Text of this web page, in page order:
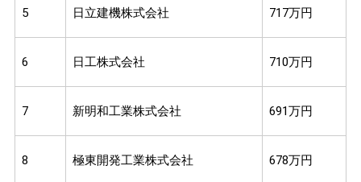
5 日立建機株式会社 717万円
6 日工株式会社 710万円
7 新明和工業株式会社 691万円
8 極東開発工業株式会社 678万円